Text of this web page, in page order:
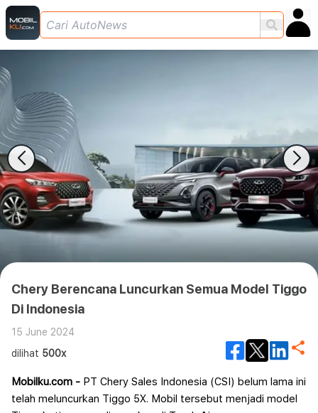
Chery Berencana Luncurkan Semua Model Tiggo
Di Indonesia
15 June 2024
dilihat 500x
Mobilku.com - PT Chery Sales Indonesia (CSI) belum lama ini
telah meluncurkan Tiggo 5X. Mobil tersebut menjadi model